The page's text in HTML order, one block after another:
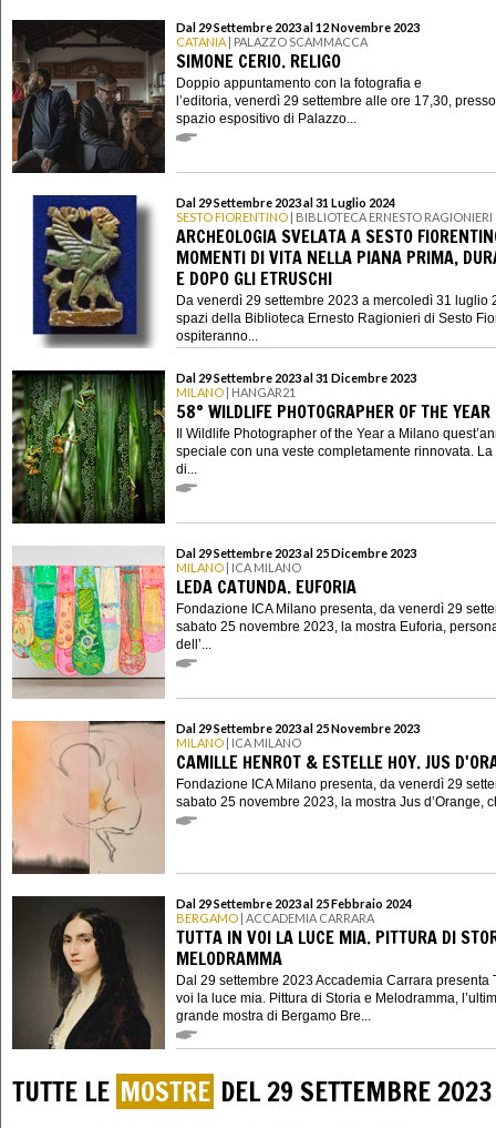
Dal 29 Settembre 2023 al 12 Novembre 2023
CATANIA | PALAZZO SCAMMACCA
SIMONE CERIO. RELIGO
Doppio appuntamento con la fotografia e
l’editoria, venerdì 29 settembre alle ore 17,30,
spazio espositivo di Palazzo...
Dal 29 Settembre 2023 al 31 Luglio 2024
SESTO FIORENTINO | BIBLIOTECA ERNESTO RAGIONIERI
ARCHEOLOGIA SVELATA A SESTO
MOMENTI DI VITA NELLA PIANA PRIMA,
E DOPO GLI ETRUSCHI
Da venerdì 29 settembre 2023 a mercoledì 31 luglio
spazi della Biblioteca Ernesto Ragionieri di Sesto
ospiteranno...
Dal 29 Settembre 2023 al 31 Dicembre 2023
MILANO | HANGAR21
58° WILDLIFE PHOTOGRAPHER OF THE YEAR
Il Wildlife Photographer of the Year a Milano
speciale con una veste completamente rinnovata. La
di...
Dal 29 Settembre 2023 al 25 Dicembre 2023
MILANO | ICA MILANO
LEDA CATUNDA. EUFORIA
Fondazione ICA Milano presenta, da venerdì 29
sabato 25 novembre 2023, la mostra Euforia,
dell’...
Dal 29 Settembre 2023 al 25 Novembre 2023
MILANO | ICA MILANO
CAMILLE HENROT & ESTELLE HOY. JUS
Fondazione ICA Milano presenta, da venerdì 29
sabato 25 novembre 2023, la mostra Jus d’Orange,
Dal 29 Settembre 2023 al 25 Febbraio 2024
BERGAMO | ACCADEMIA CARRARA
TUTTA IN VOI LA LUCE MIA. PITTURA DI
MELODRAMMA
Dal 29 settembre 2023 Accademia Carrara presenta
voi la luce mia. Pittura di Storia e Melodramma,
grande mostra di Bergamo Bre...
TUTTE LE MOSTRE DEL 29 SETTEMBRE 2023